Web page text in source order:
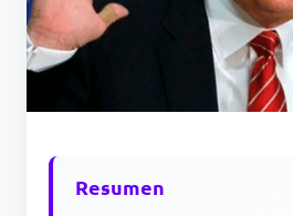
Resumen